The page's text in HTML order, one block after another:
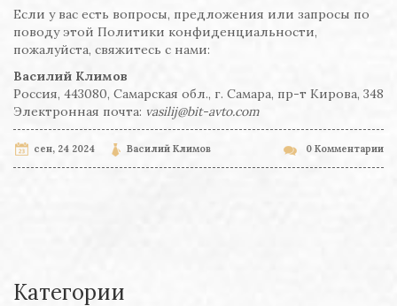
Если у вас есть вопросы, предложения или запросы по
поводу этой Политики конфиденциальности,
пожалуйста, свяжитесь с нами:
Василий Климов
Россия, 443080, Самарская обл., г. Самара, пр-т Кирова, 348
Электронная почта: vasilij@bit-avto.com
сен, 24 2024 Василий Климов 0 Комментарии
Категории